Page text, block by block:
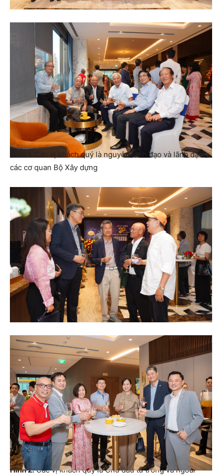
Các vị khách quý là nguyên lãnh đạo và lãnh đạo
các cơ quan Bộ Xây dựng
Hình 2.Các vị khách quý là Chủ đầu tư trong và ngoài